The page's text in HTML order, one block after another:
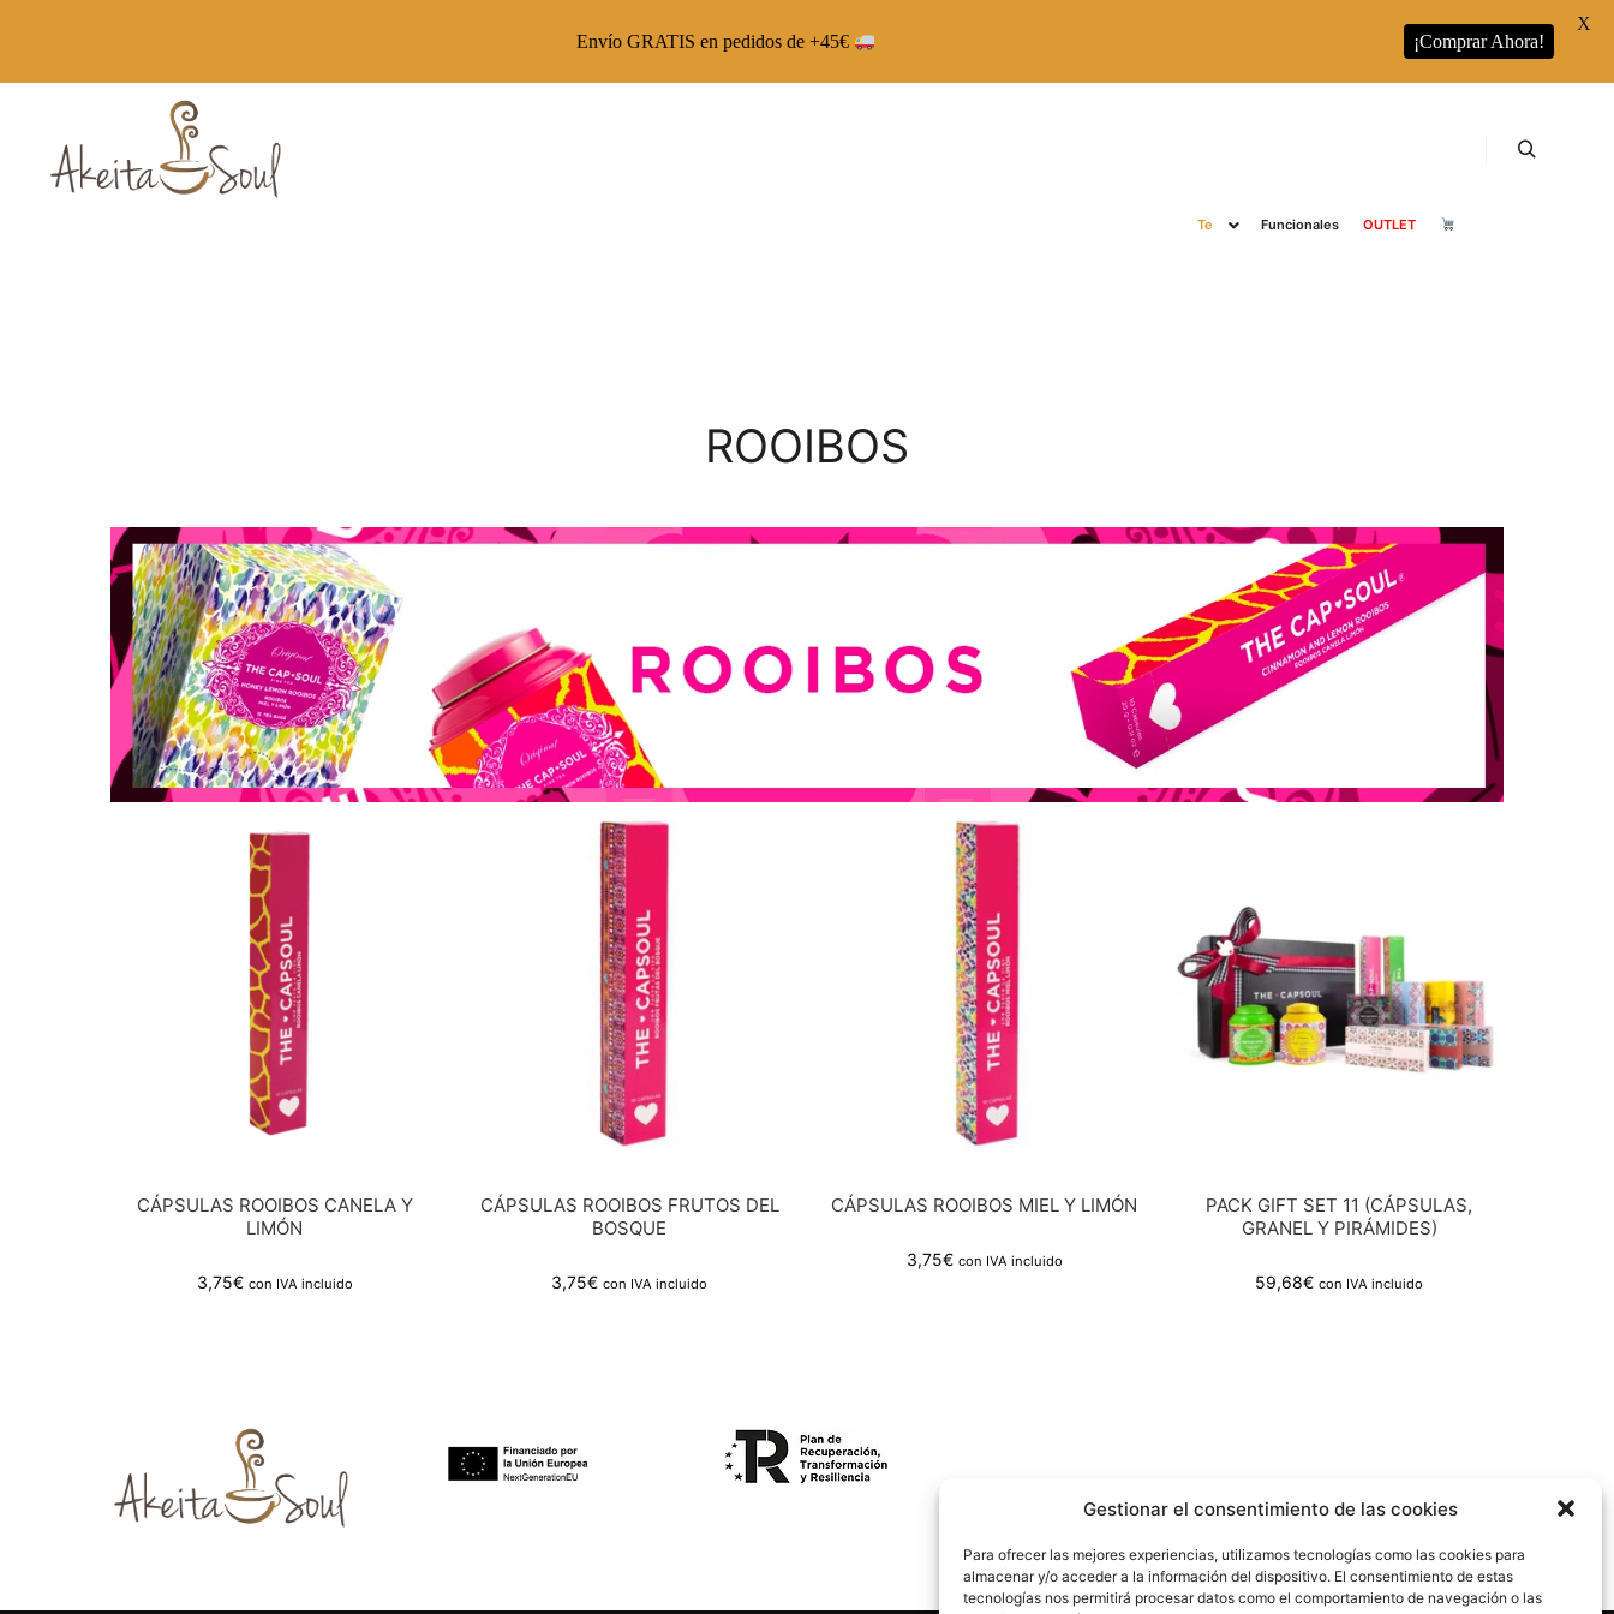
Gestionar el consentimiento de las cookies
Para ofrecer las mejores experiencias, utilizamos tecnologías como las cookies para
almacenar y/o acceder a la información del dispositivo. El consentimiento de estas
tecnologías nos permitirá procesar datos como el comportamiento de navegación o las
Te Funcionales OUTLET
ROOIBOS
CÁPSULAS ROOIBOS CANELA Y
LIMÓN
3,75€ con IVA incluido
CÁPSULAS ROOIBOS FRUTOS DEL
BOSQUE
3,75€ con IVA incluido
CÁPSULAS ROOIBOS MIEL Y LIMÓN
3,75€ con IVA incluido
PACK GIFT SET 11 (CÁPSULAS,
GRANEL Y PIRÁMIDES)
59,68€ con IVA incluido
Envío GRATIS en pedidos de +45€ ¡Comprar Ahora!
X